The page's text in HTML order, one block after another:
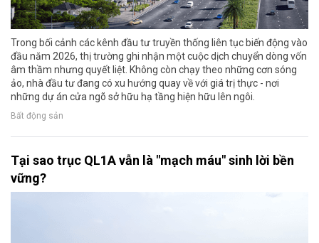
Trong bối cảnh các kênh đầu tư truyền thống liên tục biến động vào
đầu năm 2026, thị trường ghi nhận một cuộc dịch chuyển dòng vốn
âm thầm nhưng quyết liệt. Không còn chạy theo những cơn sóng
ảo, nhà đầu tư đang có xu hướng quay về với giá trị thực - nơi
những dự án cửa ngõ sở hữu hạ tầng hiện hữu lên ngôi.
Bất động sản
Tại sao trục QL1A vẫn là "mạch máu" sinh lời bền
vững?